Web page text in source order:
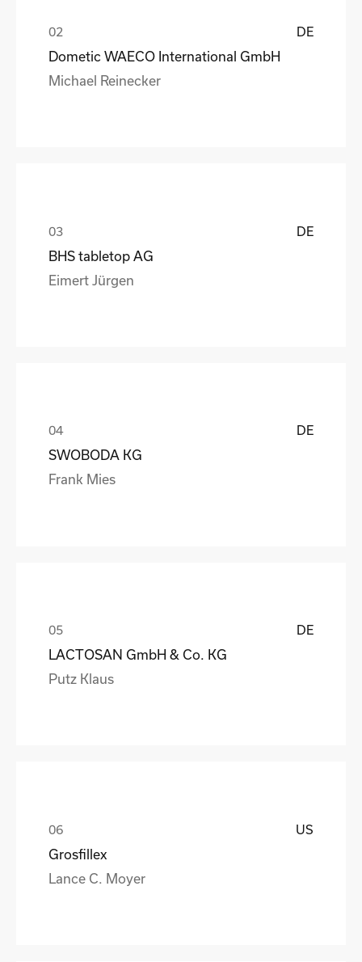
DE
Dometic WAECO International GmbH
Michael Reinecker
DE
BHS tabletop AG
Eimert Jürgen
DE
SWOBODA KG
Frank Mies
DE
LACTOSAN GmbH & Co. KG
Putz Klaus
US
Grosfillex
Lance C. Moyer